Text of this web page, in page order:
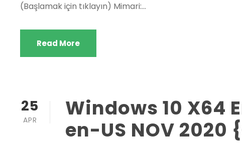
(Başlamak için tıklayın) Mimari:...
Read More
25
APR
Windows 10 X64
en-US NOV